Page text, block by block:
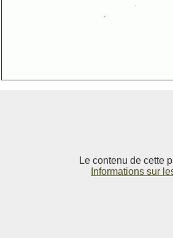
Le contenu de cette
Informations sur